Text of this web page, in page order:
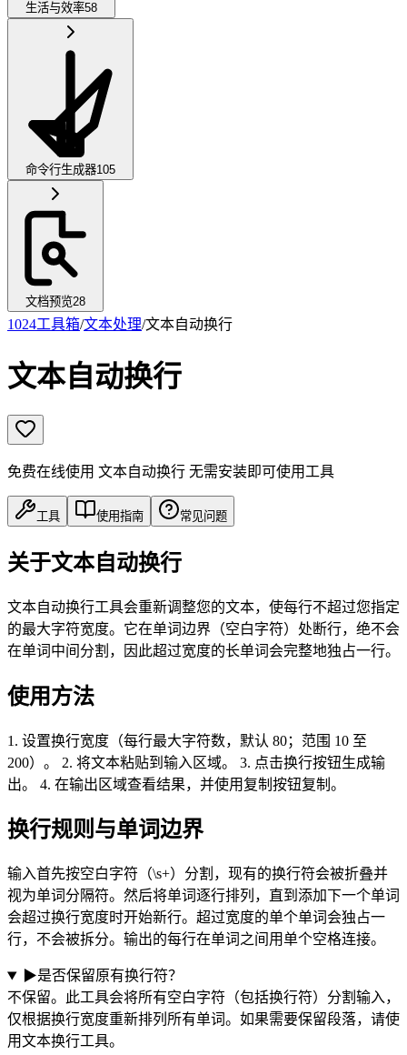
生活与效率58
命令行生成器105
文档预览28
1024工具箱/文本处理/文本自动换行
文本自动换行
免费在线使用 文本自动换行 无需安装即可使用工具
工具 使用指南 常见问题
关于文本自动换行
文本自动换行工具会重新调整您的文本，使每行不超过您指定
的最大字符宽度。它在单词边界（空白字符）处断行，绝不会
在单词中间分割，因此超过宽度的长单词会完整地独占一行。
使用方法
1. 设置换行宽度（每行最大字符数，默认 80；范围 10 至
200）。 2. 将文本粘贴到输入区域。 3. 点击换行按钮生成输
出。 4. 在输出区域查看结果，并使用复制按钮复制。
换行规则与单词边界
输入首先按空白字符（\s+）分割，现有的换行符会被折叠并
视为单词分隔符。然后将单词逐行排列，直到添加下一个单词
会超过换行宽度时开始新行。超过宽度的单个单词会独占一
行，不会被拆分。输出的每行在单词之间用单个空格连接。
▶是否保留原有换行符？
不保留。此工具会将所有空白字符（包括换行符）分割输入，
仅根据换行宽度重新排列所有单词。如果需要保留段落，请使
用文本换行工具。